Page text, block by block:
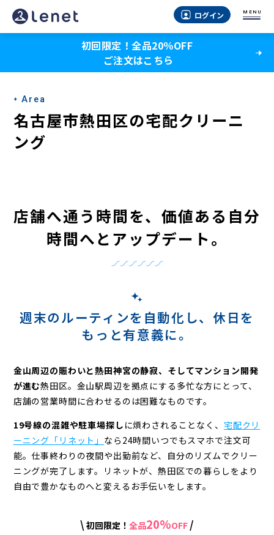
名
古
市
熱
田
区
配
ク
ログイン MENU
初回限定！全品20％OFF
ご注文はこちら
Area
名古屋市熱田区の宅配クリーニ
ング
店舗へ通う時間を、価値ある自分
時間へとアップデート。
週末のルーティンを自動化し、 休日を
もっと有意義に。
金山周辺の賑わいと熱田神宮の静寂、そしてマンション開発
が進む熱田区。 金山駅周辺を拠点にする多忙な方にとって、
店舗の営業時間に合わせるのは困難なものです。
19号線の混雑や駐車場探し に煩わされることなく、 宅配クリ
ーニング「リネット」 なら24時間いつでもスマホで注文可
能。仕事終わりの夜間や出勤前など、自分のリズムでクリー
ニングが完了します。
リネットが、熱田区での暮らしをより
自由で豊かなものへと変えるお手伝いをします。
\ 初回限定！ 全品20%OFF /